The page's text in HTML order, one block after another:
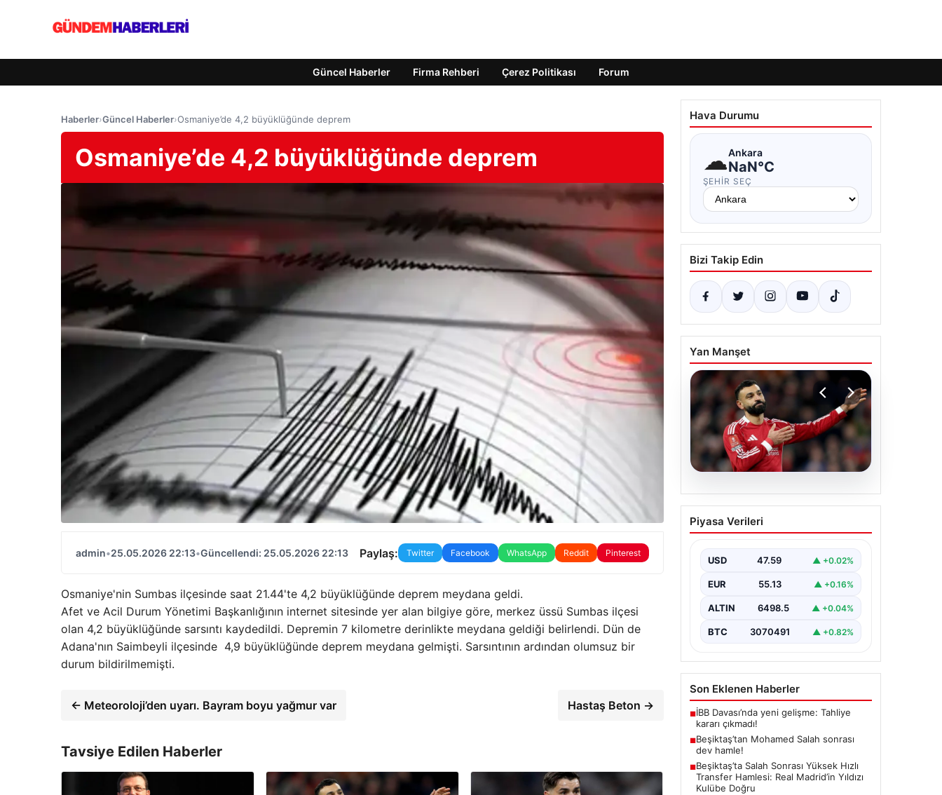
Güncel Haberler Firma Rehberi Çerez Politikası Forum
Haberler›Güncel Haberler›Osmaniye’de 4,2 büyüklüğünde deprem
Osmaniye’de 4,2 büyüklüğünde deprem
admin•25.05.2026 22:13•Güncellendi: 25.05.2026 22:13 Paylaş: Twitter Facebook WhatsApp Reddit Pinterest
Osmaniye'nin Sumbas ilçesinde saat 21.44'te 4,2 büyüklüğünde deprem meydana geldi.
Afet ve Acil Durum Yönetimi Başkanlığının internet sitesinde yer alan bilgiye göre, merkez üssü Sumbas ilçesi
olan 4,2 büyüklüğünde sarsıntı kaydedildi. Depremin 7 kilometre derinlikte meydana geldiği belirlendi. Dün de
Adana'nın Saimbeyli ilçesinde 4,9 büyüklüğünde deprem meydana gelmişti. Sarsıntının ardından olumsuz bir
durum bildirilmemişti.
← Meteoroloji’den uyarı. Bayram boyu yağmur var Hastaş Beton →
Tavsiye Edilen Haberler
Hava Durumu
☁Ankara
NaN°C
ŞEHIR SEÇ
Bizi Takip Edin
Yan Manşet
05.08.2026
Beşiktaş’tan Mohamed
Salah sonrası dev
Piyasa Verileri
USD 47.59 ▲ +0.02%
EUR 55.13 ▲ +0.16%
ALTIN 6498.5 ▲ +0.04%
BTC 3070491 ▲ +0.82%
Son Eklenen Haberler
■İBB Davası’nda yeni gelişme: Tahliye
kararı çıkmadı!
■Beşiktaş’tan Mohamed Salah sonrası
dev hamle!
■Beşiktaş’ta Salah Sonrası Yüksek Hızlı
Transfer Hamlesi: Real Madrid’in Yıldızı
Kulübe Doğru